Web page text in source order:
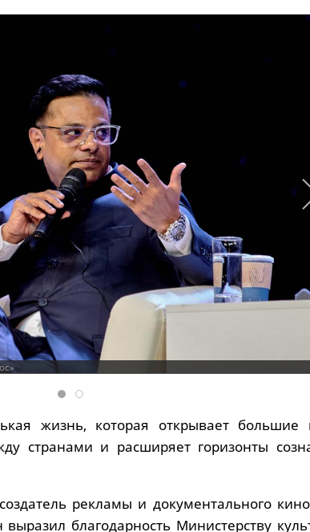
жизнь, которая открывает большие
странами и расширяет горизонты
рекламы и документального
благодарность Министерству